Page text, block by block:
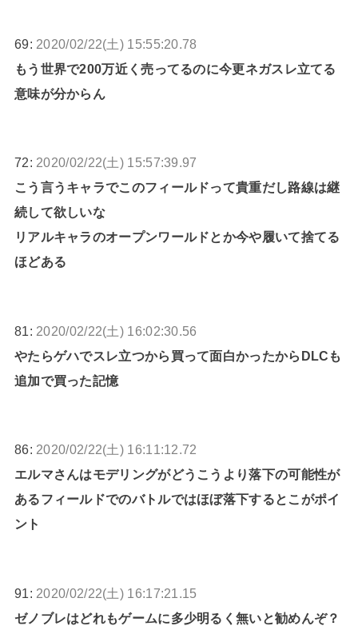
69: 2020/02/22(土) 15:55:20.78
もう世界で200万近く売ってるのに今更ネガスレ立てる
意味が分からん
72: 2020/02/22(土) 15:57:39.97
こう言うキャラでこのフィールドって貴重だし路線は継
続して欲しいな
リアルキャラのオープンワールドとか今や履いて捨てる
ほどある
81: 2020/02/22(土) 16:02:30.56
やたらゲハでスレ立つから買って面白かったからDLCも
追加で買った記憶
86: 2020/02/22(土) 16:11:12.72
エルマさんはモデリングがどうこうより落下の可能性が
あるフィールドでのバトルではほぼ落下するとこがポイ
ント
91: 2020/02/22(土) 16:17:21.15
ゼノブレはどれもゲームに多少明るく無いと勧めんぞ？